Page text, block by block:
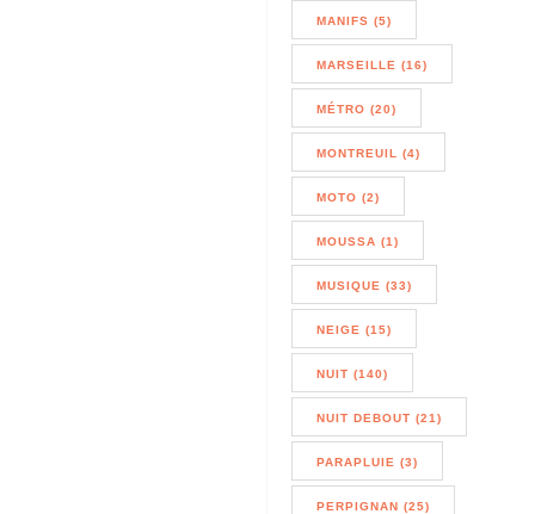
MANIFS (5)
MARSEILLE (16)
MÉTRO (20)
MONTREUIL (4)
MOTO (2)
MOUSSA (1)
MUSIQUE (33)
NEIGE (15)
NUIT (140)
NUIT DEBOUT (21)
PARAPLUIE (3)
PERPIGNAN (25)